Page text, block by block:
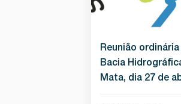
Reunião
Bacia
Mata, dia 27 de